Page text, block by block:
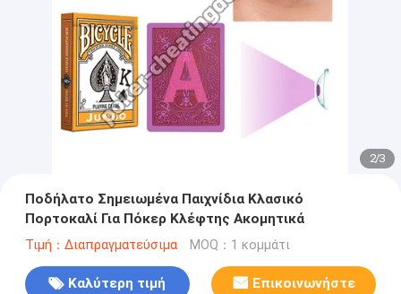
2/3
Ποδήλατο Σημειωμένα Παιχνίδια Κλασικό
Πορτοκαλί Για Πόκερ Κλέφτης Ακομητικά
Τιμή：Διαπραγματεύσιμα MOQ：1 κομμάτι
Καλύτερη τιμή Επικοινωνήστε